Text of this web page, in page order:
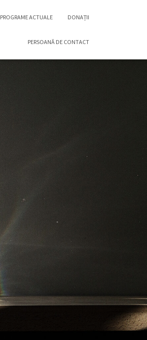
PROGRAME ACTUALE DONAȚII
PERSOANĂ DE CONTACT